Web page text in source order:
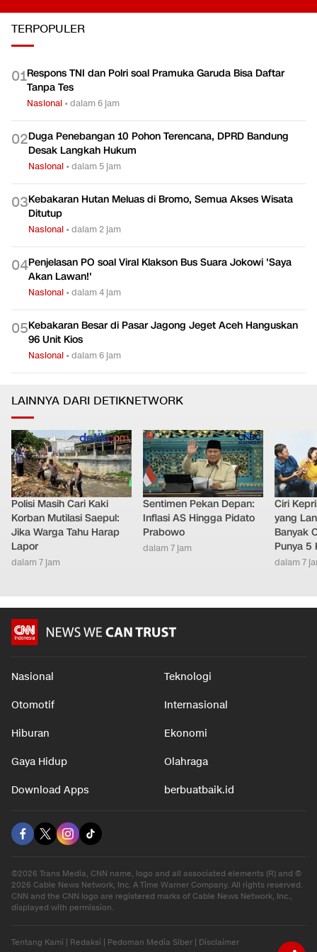
TERPOPULER
01Respons TNI dan Polri soal Pramuka Garuda Bisa Daftar
Tanpa Tes
Nasional •dalam 6 jam
02Duga Penebangan 10 Pohon Terencana, DPRD Bandung
Desak Langkah Hukum
Nasional •dalam 5 jam
03Kebakaran Hutan Meluas di Bromo, Semua Akses Wisata
Ditutup
Nasional •dalam 2 jam
04Penjelasan PO soal Viral Klakson Bus Suara Jokowi 'Saya
Akan Lawan!'
Nasional •dalam 4 jam
05Kebakaran Besar di Pasar Jagong Jeget Aceh Hanguskan
96 Unit Kios
Nasional •dalam 6 jam
LAINNYA DARI DETIKNETWORK
Polisi Masih Cari Kaki
Korban Mutilasi Saepul:
Jika Warga Tahu Harap
Lapor
dalam 7 jam
Sentimen Pekan Depan:
Inflasi AS Hingga Pidato
Prabowo
dalam 7 jam
Ciri
yang
Banyak
Punya 5
dalam 7
Nasional Teknologi
Otomotif Internasional
Hiburan Ekonomi
Gaya Hidup Olahraga
Download Apps berbuatbaik.id
©2026 Trans Media, CNN name, logo and all associated elements (R) and ©
2026 Cable News Network, Inc. A Time Warner Company. All rights reserved.
CNN and the CNN logo are registered marks of Cable News Network, Inc.,
displayed with permission.
Tentang Kami Redaksi Pedoman Media Siber Disclaimer